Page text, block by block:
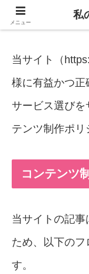
私
当サイト（
様に有益かつ正
サービス選びを
テンツ制作ポリ
コンテンツ
当サイトの記
ため、以下のフ
す。
メニュー
私